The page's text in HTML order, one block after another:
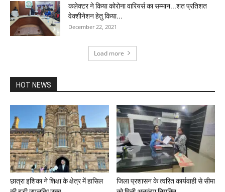
कलेक्टर ने किया कोरोना वारियर्स का सम्मान...शत प्रतिशत
वेक्शीनेशन हेतु किया...
December 22, 2021
Load more
HOT NEWS
छात्रा इशिका ने शिक्षा के क्षेत्र में हासिल
जिला प्रशासन के त्वरित कार्यवाही से सीमा